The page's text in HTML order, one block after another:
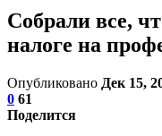
Собрали все,
налоге на
Опубликовано Дек 15,
0 61
Поделится